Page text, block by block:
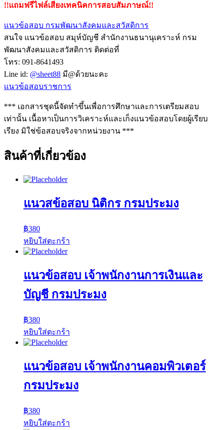
!!แถมฟรีไฟล์เสียงเทคนิคการสอบสัมภาษณ์!!
แนวข้อสอบ กรมพัฒนาสังคมและสวัสดิการ
สนใจ แนวข้อสอบ สมุห์บัญชี สํานักงานธนานุเคราะห์ กรม
พัฒนาสังคมและสวัสดิการ ติดต่อที่
โทร: 091-8641493
Line id: @sheet88 มี@ด้วยนะคะ
แนวข้อสอบราชการ
*** เอกสารชุดนี้จัดทำขึ้นเพื่อการศึกษาและการเตรียมสอบ
เท่านั้น เนื้อหาเป็นการวิเคราะห์และเก็งแนวข้อสอบโดยผู้เรียบ
เรียง มิใช่ข้อสอบจริงจากหน่วยงาน ***
สินค้าที่เกี่ยวข้อง
แนวสข้อสอบ นิติกร กรมประมง
฿380
หยิบใส่ตะกร้า
แนวข้อสอบ เจ้าพนักงานการเงินและ
บัญชี กรมประมง
฿380
หยิบใส่ตะกร้า
แนวข้อสอบ เจ้าพนักงานคอมพิวเตอร์
กรมประมง
฿380
หยิบใส่ตะกร้า